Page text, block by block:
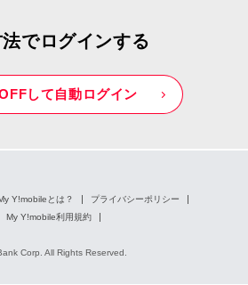
でログインする
して自動ログイン
Y!mobileとは？
プライバシーポリシー
My Y!mobile利用規約
Corp. All Rights Reserved.